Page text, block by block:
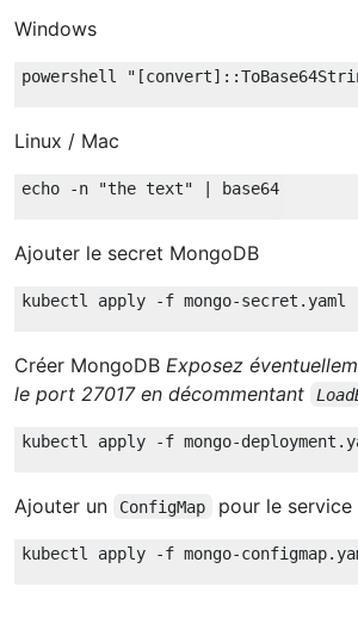
Windows
powershell
Linux / Mac
echo -n "the text" | base64
Ajouter le secret MongoDB
Créer MongoDB Exposez
le port 27017 en décommentant
Ajouter un ConfigMap pour le service